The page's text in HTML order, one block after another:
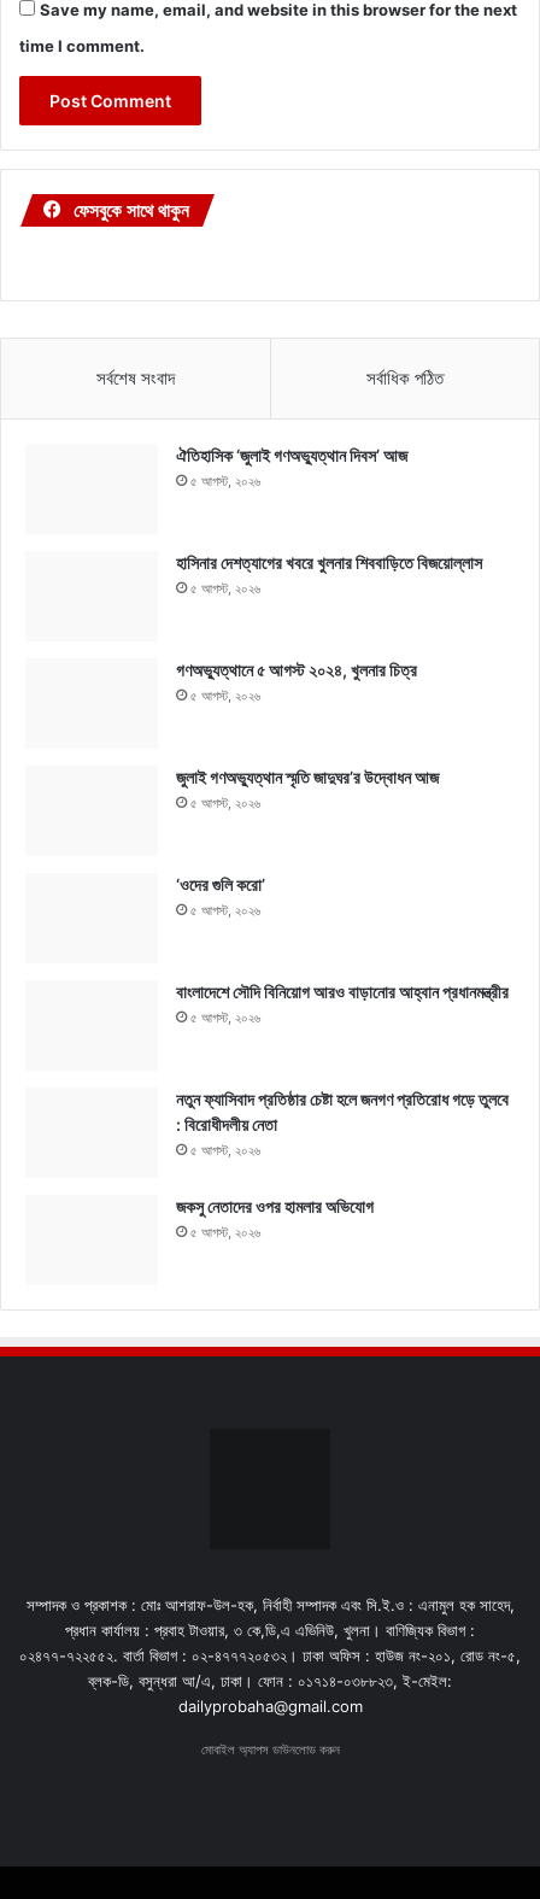
Save my name, email, and website in this browser for the next
time I comment.
ফেসবুকে সাথে থাকুন
সর্বশেষ সংবাদ সর্বাধিক পঠিত
ঐতিহাসিক ‘জুলাই গণঅভ্যুত্থান দিবস’ আজ
৫ আগস্ট, ২০২৬
হাসিনার দেশত্যাগের খবরে খুলনার শিববাড়িতে বিজয়োল্লাস
৫ আগস্ট, ২০২৬
গণঅভ্যুত্থানে ৫ আগস্ট ২০২৪, খুলনার চিত্র
৫ আগস্ট, ২০২৬
জুলাই গণঅভ্যুত্থান স্মৃতি জাদুঘর’র উদ্বোধন আজ
৫ আগস্ট, ২০২৬
‘ওদের গুলি করো’
৫ আগস্ট, ২০২৬
বাংলাদেশে সৌদি বিনিয়োগ আরও বাড়ানোর আহ্বান প্রধানমন্ত্রীর
৫ আগস্ট, ২০২৬
নতুন ফ্যাসিবাদ প্রতিষ্ঠার চেষ্টা হলে জনগণ প্রতিরোধ গড়ে তুলবে
: বিরোধীদলীয় নেতা
৫ আগস্ট, ২০২৬
জকসু নেতাদের ওপর হামলার অভিযোগ
৫ আগস্ট, ২০২৬
সম্পাদক ও প্রকাশক : মোঃ আশরাফ-উল-হক, নির্বাহী সম্পাদক এবং সি.ই.ও : এনামুল হক সাহেদ,
প্রধান কার্যালয় : প্রবাহ টাওয়ার, ৩ কে,ডি,এ এভিনিউ, খুলনা। বাণিজ্যিক বিভাগ :
০২৪৭৭-৭২২৫৫২. বার্তা বিভাগ : ০২-৪৭৭৭২০৫৩২। ঢাকা অফিস : হাউজ নং-২০১, রোড নং-৫,
ব্লক-ডি, বসুন্ধরা আ/এ, ঢাকা। ফোন : ০১৭১৪-০৩৮৮২৩, ই-মেইল:
dailyprobaha@gmail.com
মোবাইল অ্যাপস ডাউনলোড করুন